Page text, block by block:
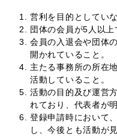
営利を目的としていな
団体の会員が5人以上
会員の入退会や団体
開かれていること。
主たる事務所の所在
活動していること。
活動の目的及び運営
れており、代表者が
登録申請時において
し、今後とも活動が